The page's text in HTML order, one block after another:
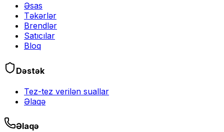
Əsas
Təkərlər
Brendlər
Satıcılar
Bloq
Dəstək
Tez-tez verilən suallar
Əlaqə
Əlaqə